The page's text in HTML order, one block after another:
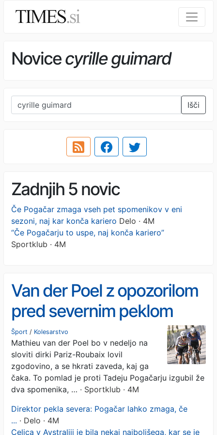
Novicecyrille guimard
Išči
Zadnjih 5 novic
Če Pogačar zmaga vseh pet spomenikov v eni
sezoni, naj kar konča kariero Delo · 4M
“Če Pogačarju to uspe, naj konča kariero”
Sportklub · 4M
Van der Poel z opozorilom
pred severnim peklom
Šport / Kolesarstvo
Mathieu van der Poel bo v nedeljo na
sloviti dirki Pariz-Roubaix lovil
zgodovino, a se hkrati zaveda, kaj ga
čaka. To pomlad je proti Tadeju Pogačarju izgubil že
dva spomenika, … · Sportklub · 4M
Direktor pekla severa: Pogačar lahko zmaga, če
... · Delo · 4M
Celica v Avstraliji je bila nekaj najboljšega, kar se je